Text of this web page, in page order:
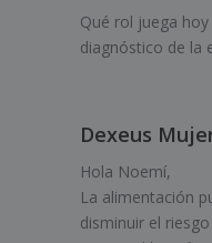
Qué rol juega
diagnóstico de la
Dexeus
Hola Noemí,
La alimentación
disminuir el